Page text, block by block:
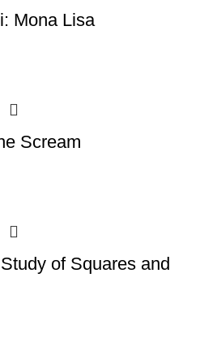
Mona Lisa
Scream
of Squares and